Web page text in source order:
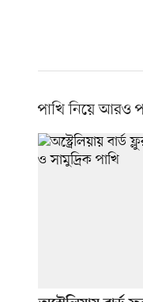
পাখি নিয়ে আরও